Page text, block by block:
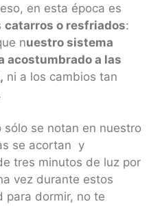
en esta época es
catarros o resfriados:
nuestro sistema
acostumbrado a las
ni a los cambios tan
sólo se notan en nuestro
se acortan y
tres minutos de luz por
vez durante estos
para dormir, no te